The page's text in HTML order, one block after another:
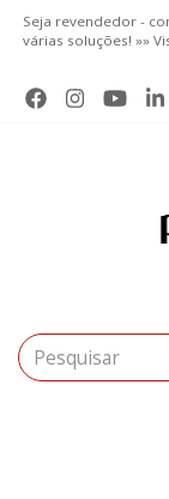
Seja revendedor -
várias soluções! »»